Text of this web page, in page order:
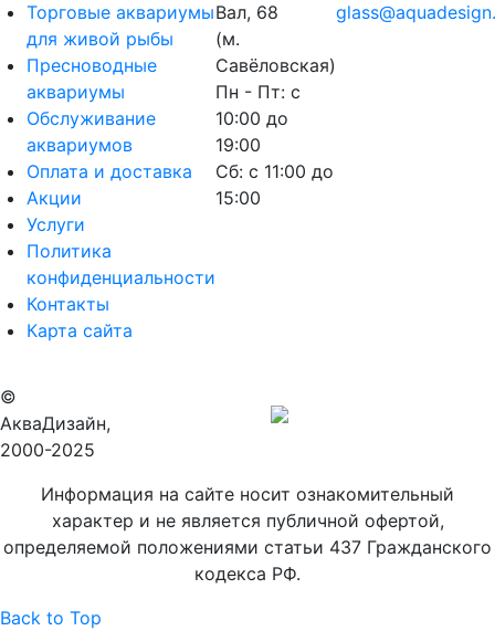
Торговые аквариумы
для живой рыбы
Пресноводные
аквариумы
Обслуживание
аквариумов
Оплата и доставка
Акции
Услуги
Политика
конфиденциальности
Контакты
Карта сайта
Вал, 68
(м.
Савёловская)
Пн - Пт: с
10:00 до
19:00
Сб: с 11:00 до
15:00
©
АкваДизайн,
2000-2025
Информация на сайте носит ознакомительный
характер и не является публичной офертой,
определяемой положениями статьи 437 Гражданского
кодекса РФ.
Back to Top